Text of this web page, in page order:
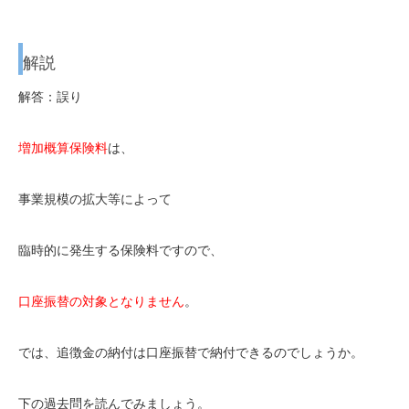
解説
解答：誤り
増加概算保険料は、
事業規模の拡大等によって
臨時的に発生する保険料ですので、
口座振替の対象となりません。
では、追徴金の納付は口座振替で納付できるのでしょうか。
下の過去問を読んでみましょう。